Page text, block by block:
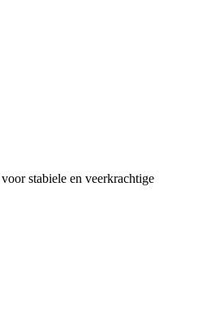
stabiele en veerkrachtige